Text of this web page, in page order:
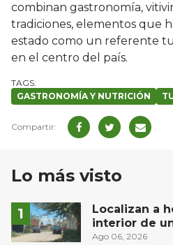
combinan gastronomía,
tradiciones, elementos que
estado como un referente
en el centro del país.
GASTRONOMÍA Y NUTRICIÓN
Lo más visto
Localizan a
interior de
comunidad
Ago 06, 2026